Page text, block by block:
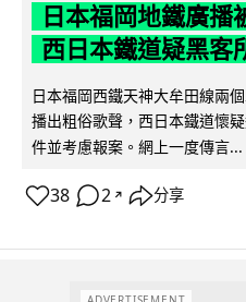
日本福岡地鐵廣播
西日本鐵道疑黑客
日本福岡西鐵天神大牟田線兩
播出粗俗歌聲，西日本鐵道懷
件並考慮報案。網上一度傳言...
38 2 ↗ 分享